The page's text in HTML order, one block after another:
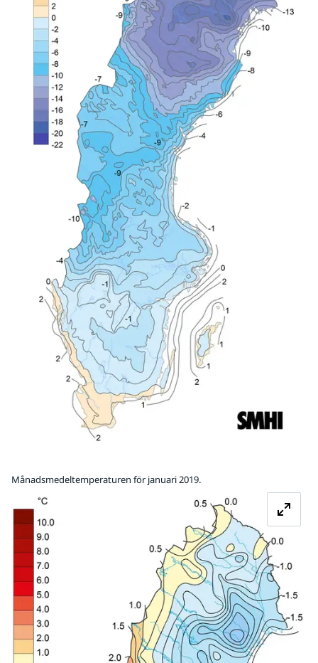
Månadsmedeltemperaturen för januari 2019.